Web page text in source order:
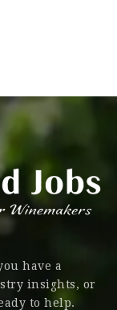
have a
insights, or
to help.